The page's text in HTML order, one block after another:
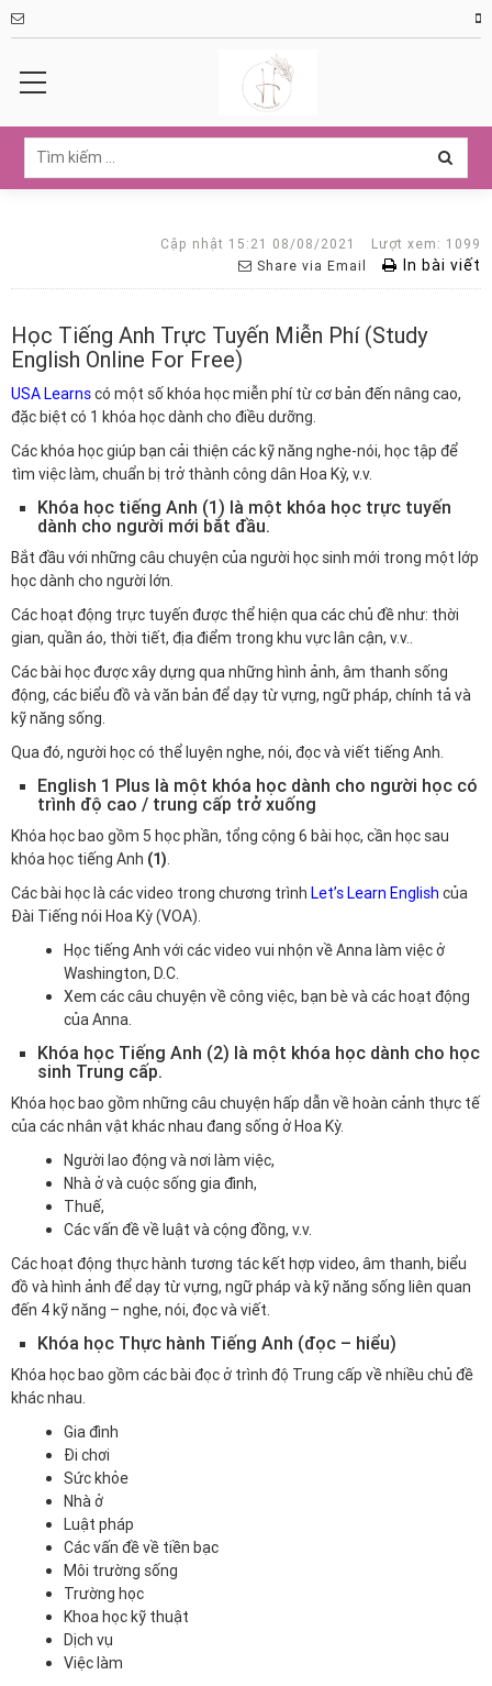
Cập nhật 15:21 08/08/2021
Lượt xem: 1099
Share via Email
In bài viết
Học Tiếng Anh Trực Tuyến Miễn Phí (Study
English Online For Free)
USA Learnscó một số khóa học miễn phí từ cơ bản đến nâng cao,
đặc biệt có 1 khóa học dành cho điều dưỡng.
Các khóa học giúp bạn cải thiện các kỹ năng nghe-nói, học tập để
tìm việc làm, chuẩn bị trở thành công dân Hoa Kỳ, v.v.
Khóa học tiếng Anh (1) là một khóa học trực tuyến
dành cho người mới bắt đầu.
Bắt đầu với những câu chuyện của người học sinh mới trong một lớp
học dành cho người lớn.
Các hoạt động trực tuyến được thể hiện qua các chủ đề như: thời
gian, quần áo, thời tiết, địa điểm trong khu vực lân cận, v.v..
Các bài học được xây dựng qua những hình ảnh, âm thanh sống
động, các biểu đồ và văn bản để dạy từ vựng, ngữ pháp, chính tả và
kỹ năng sống.
Qua đó, người học có thể luyện nghe, nói, đọc và viết tiếng Anh.
English 1 Plus là một khóa học dành cho người học có
trình độ cao / trung cấp trở xuống
Khóa học bao gồm 5 học phần, tổng cộng 6 bài học, cần học sau
khóa học tiếng Anh (1).
Các bài học là các video trong chương trình Let’s Learn English của
Đài Tiếng nói Hoa Kỳ (VOA).
Học tiếng Anh với các video vui nhộn về Anna làm việc ở
Washington, D.C.
Xem các câu chuyện về công việc, bạn bè và các hoạt động
của Anna.
Khóa học Tiếng Anh (2) là một khóa học dành cho học
sinh Trung cấp.
Khóa học bao gồm những câu chuyện hấp dẫn về hoàn cảnh thực tế
của các nhân vật khác nhau đang sống ở Hoa Kỳ.
Người lao động và nơi làm việc,
Nhà ở và cuộc sống gia đình,
Thuế,
Các vấn đề về luật và cộng đồng, v.v.
Các hoạt động thực hành tương tác kết hợp video, âm thanh, biểu
đồ và hình ảnh để dạy từ vựng, ngữ pháp và kỹ năng sống liên quan
đến 4 kỹ năng – nghe, nói, đọc và viết.
Khóa học Thực hành Tiếng Anh (đọc – hiểu)
Khóa học bao gồm các bài đọc ở trình độ Trung cấp về nhiều chủ đề
khác nhau.
Gia đình
Đi chơi
Sức khỏe
Nhà ở
Luật pháp
Các vấn đề về tiền bạc
Môi trường sống
Trường học
Khoa học kỹ thuật
Dịch vụ
Việc làm